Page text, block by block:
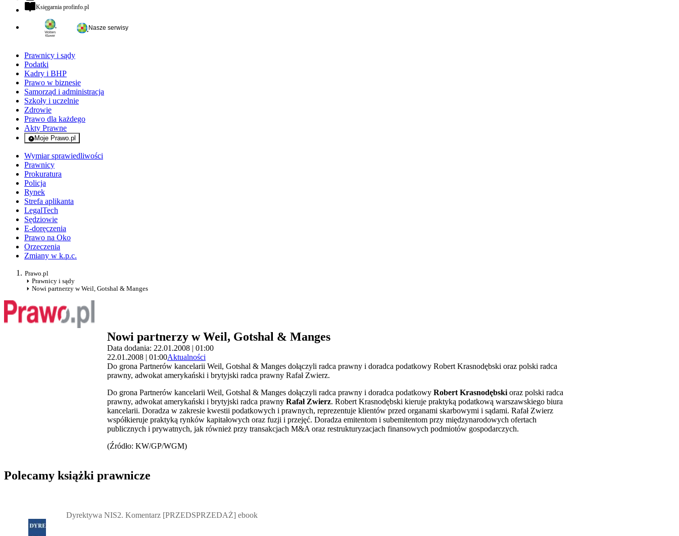
Księgarnia profinfo.plotwiera się w nowej karcie
Nasze serwisy
Prawnicy i sądy
Podatki
Kadry i BHP
Prawo w biznesie
Samorząd i administracja
Szkoły i uczelnie
Zdrowie
Prawo dla każdego
Akty Prawne
Moje Prawo.pl
- rejestracja i logowanie do serwisu
Wymiar sprawiedliwości
Prawnicy
Prokuratura
Policja
Rynek
Strefa aplikanta
LegalTech
Sędziowie
E-doręczenia
Prawo na Oko
Orzeczenia
Zmiany w k.p.c.
Prawo.pl
Prawnicy i sądy
Nowi partnerzy w Weil, Gotshal & Manges
Nowi partnerzy w Weil, Gotshal & Manges
Data dodania: 22.01.2008 | 01:00
22.01.2008 | 01:00Aktualności
Do grona Partnerów kancelarii Weil, Gotshal & Manges dołączyli radca prawny i doradca podatkowy Robert Krasnodębski oraz polski radca
prawny, adwokat amerykański i brytyjski radca prawny Rafał Zwierz.
Do grona Partnerów kancelarii Weil, Gotshal & Manges dołączyli radca prawny i doradca podatkowy Robert Krasnodębskioraz polski radca
prawny, adwokat amerykański i brytyjski radca prawny Rafał Zwierz. Robert Krasnodębski kieruje praktyką podatkową warszawskiego biura
kancelarii. Doradza w zakresie kwestii podatkowych i prawnych, reprezentuje klientów przed organami skarbowymi i sądami. Rafał Zwierz
współkieruje praktyką rynków kapitałowych oraz fuzji i przejęć. Doradza emitentom i subemitentom przy międzynarodowych ofertach
publicznych i prywatnych, jak również przy transakcjach M&A oraz restrukturyzacjach finansowych podmiotów gospodarczych.
(Źródło: KW/GP/WGM)
Polecamy książki prawnicze
Dyrektywa NIS2. Komentarz [PRZEDSPRZEDAŻ] ebook